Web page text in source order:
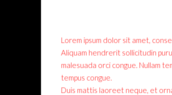
Lorem ipsum dolor sit amet,
Aliquam hendrerit sollicitudin
malesuada orci congue. Nullam
tempus congue.
Duis mattis laoreet neque, et